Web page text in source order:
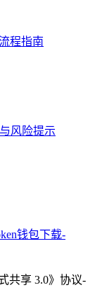
程指南
风险提示
钱包下载-
共享 3.0》协议-